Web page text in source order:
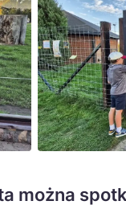
można